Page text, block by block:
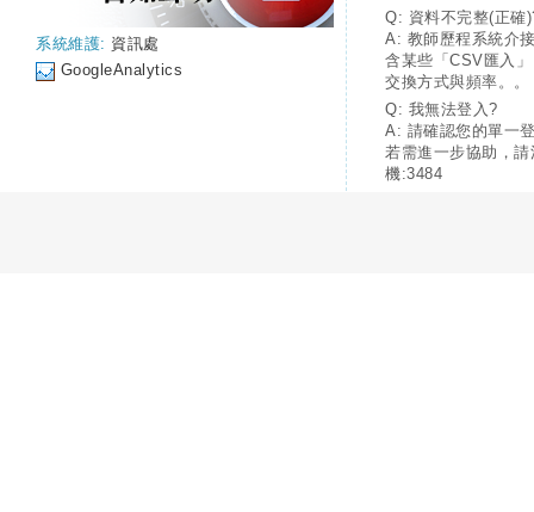
系統維護: 資訊處
GoogleAnalytics
Q: 資料不完整(正確
A: 教師歷程系統介
含某些「CSV匯入
交換方式與頻率。。
Q: 我無法登入?
A: 請確認您的單一
若需進一步協助，
機:3484